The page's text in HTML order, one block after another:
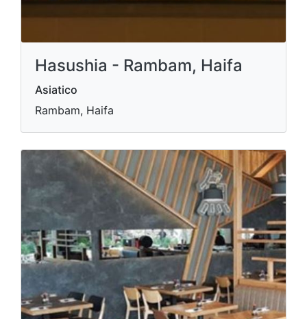
Hasushia - Rambam, Haifa
Asiatico
Rambam, Haifa